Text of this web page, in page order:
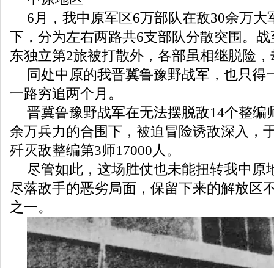
6月，我中原军区6万部队在敌30余万大
下，分为左右两路共6支部队分散突围。
东独立第2旅被打散外，各部虽相继脱险
同处中原的我晋冀鲁豫野战军，也只得
一路穷追两个月。
晋冀鲁豫野战军在无法摆脱敌14个整编
余万兵力的合围下，被迫冒险诱敌深入，
歼灭敌整编第3师17000人。
尽管如此，这场胜仗也未能扭转我中原
尽落敌手的恶劣局面，保留下来的解放区
之一。